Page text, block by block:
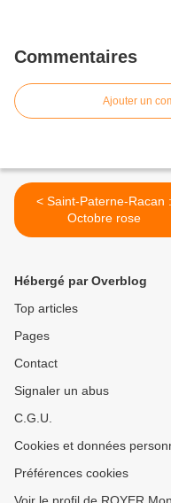
Commentaires
Ajouter un
< Saint-Paterne-Racan :
Octobre rose
Hébergé par Overblog
Top articles
Pages
Contact
Signaler un abus
C.G.U.
Cookies et données
Préférences cookies